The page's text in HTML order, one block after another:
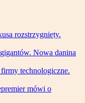
rozstrzygnięty.
Nowa danina
technologiczne.
mówi o